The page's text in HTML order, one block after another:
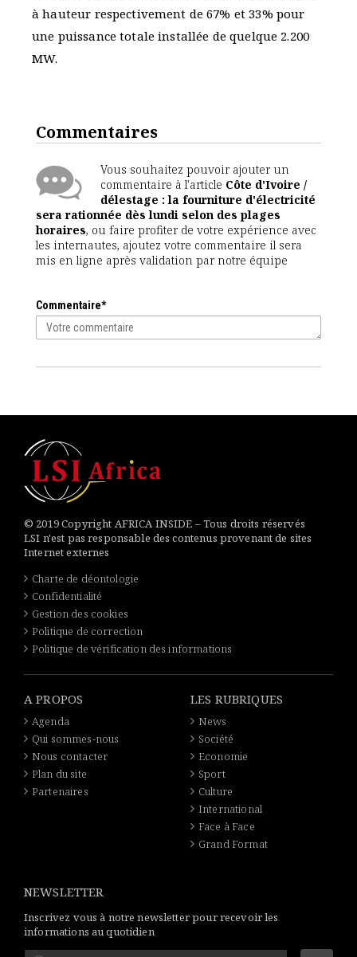
à hauteur respectivement de 67% et 33% pour
une puissance totale installée de quelque 2.200
MW.
Commentaires
Vous souhaitez pouvoir ajouter un
commentaire à l'article Côte d'Ivoire /
délestage : la fourniture d'électricité
sera rationnée dès lundi selon des plages
horaires, ou faire profiter de votre expérience avec
les internautes, ajoutez votre commentaire il sera
mis en ligne après validation par notre équipe
Commentaire*
© 2019 Copyright AFRICA INSIDE – Tous droits réservés
LSI n'est pas responsable des contenus provenant de sites
Internet externes
Charte de déontologie
Confidentialité
Gestion des cookies
Politique de correction
Politique de vérification des informations
A PROPOS
Agenda
Qui sommes-nous
Nous contacter
Plan du site
Partenaires
LES RUBRIQUES
News
Société
Economie
Sport
Culture
International
Face à Face
Grand Format
NEWSLETTER
Inscrivez vous à notre newsletter pour recevoir les
informations au quotidien